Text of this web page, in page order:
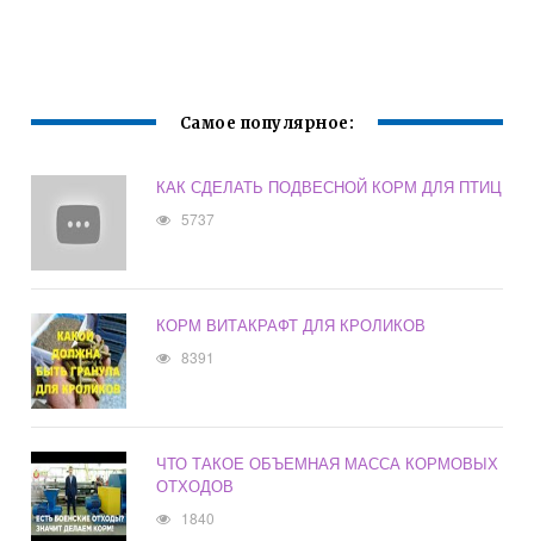
Самое популярное:
КАК СДЕЛАТЬ ПОДВЕСНОЙ КОРМ ДЛЯ ПТИЦ
5737
КОРМ ВИТАКРАФТ ДЛЯ КРОЛИКОВ
8391
ЧТО ТАКОЕ ОБЪЕМНАЯ МАССА КОРМОВЫХ
ОТХОДОВ
1840